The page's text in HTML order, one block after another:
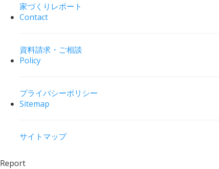
家づくりレポート
Contact
資料請求・ご相談
Policy
プライバシーポリシー
Sitemap
サイトマップ
Report